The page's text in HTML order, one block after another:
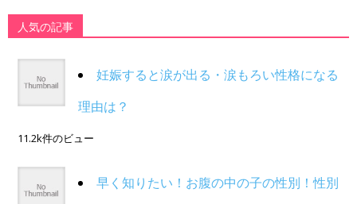
人気の記事
妊娠すると涙が出る・涙もろい性格になる
理由は？
11.2k件のビュー
早く知りたい！お腹の中の子の性別！性別